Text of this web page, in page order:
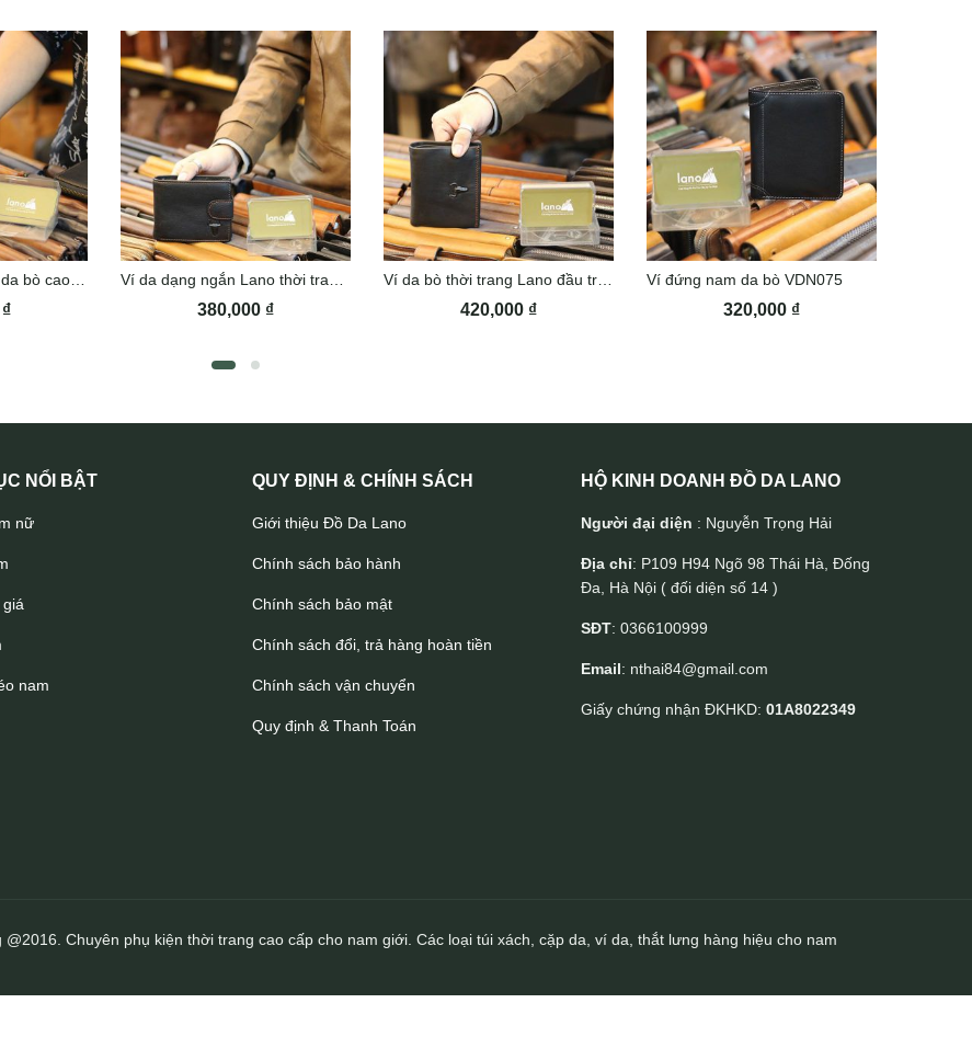
Ví dài cầm tay dạng đan Lano VCTN075
₫ 380,000 ₫ 420,000 ₫
Ví đứng nam da bò VDN075
320,000 ₫
NỔI BẬT
nữ
nam
QUY ĐỊNH & CHÍNH SÁCH
Giới thiệu Đồ Da Lano
Chính sách bảo hành
Chính sách bảo mật
Chính sách đổi, trả hàng hoàn tiền
Chính sách vận chuyển
Quy định & Thanh Toán
HỘ KINH DOANH ĐỒ DA LANO
Người đại diện : Nguyễn Trọng Hải
Địa chỉ: P109 H94 Ngõ 98 Thái Hà, Đống
Đa, Hà Nội ( đối diện số 14 )
SĐT: 0366100999
Email: nthai84@gmail.com
Giấy chứng nhận ĐKHKD: 01A8022349
Chuyên phụ kiện thời trang cao cấp cho nam giới. Các loại túi xách, cặp da, ví da, thắt lưng hàng hiệu cho nam